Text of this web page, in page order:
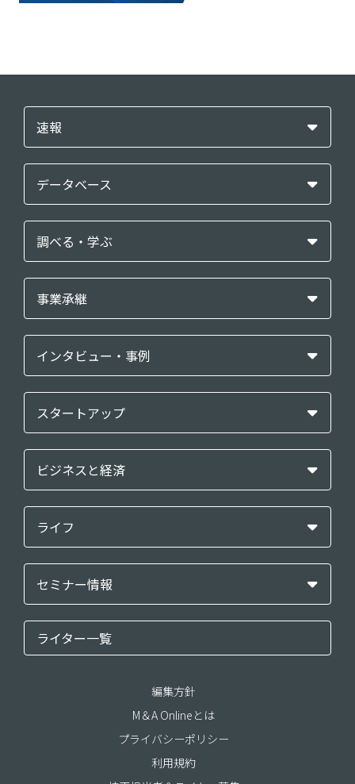
速報
データベース
調べる・学ぶ
事業承継
インタビュー・事例
スタートアップ
ビジネスと経済
ライフ
セミナー情報
ライター一覧
編集方針
M＆A Onlineとは
プライバシーポリシー
利用規約